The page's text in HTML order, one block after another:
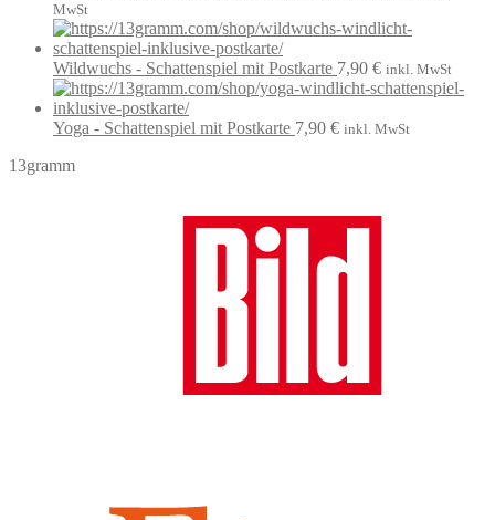
MwSt
Wildwuchs - Schattenspiel mit Postkarte 7,90 € inkl. MwSt
Yoga - Schattenspiel mit Postkarte 7,90 € inkl. MwSt
13gramm